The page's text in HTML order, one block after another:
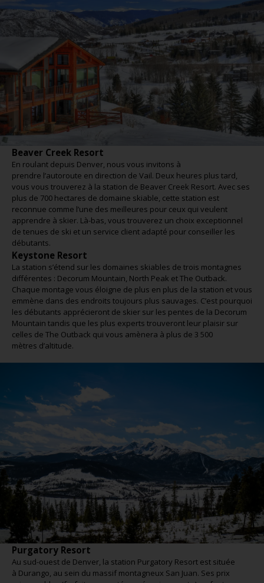
Beaver Creek Resort
En roulant depuis Denver, nous vous invitons à
prendre l’autoroute en direction de Vail. Deux heures plus tard,
vous vous trouverez à la station de Beaver Creek Resort. Avec ses
plus de 700 hectares de domaine skiable, cette station est
reconnue comme l’une des meilleures pour ceux qui veulent
apprendre à skier. Là-bas, vous trouverez un choix exceptionnel
de tenues de ski et un service client adapté pour conseiller les
débutants.
Keystone Resort
La station s’étend sur les domaines skiables de trois montagnes
différentes : Decorum Mountain, North Peak et The Outback.
Chaque montage vous éloigne de plus en plus de la station et vous
emmène dans des endroits toujours plus sauvages. C’est pourquoi
les débutants apprécieront de skier sur les pentes de la Decorum
Mountain tandis que les plus experts trouveront leur plaisir sur
celles de The Outback qui vous amènera à plus de 3 500
mètres d’altitude.
Purgatory Resort
Au sud-ouest de Denver, la station Purgatory Resort est située
à Durango, au sein du massif montagneux San Juan. Ses prix